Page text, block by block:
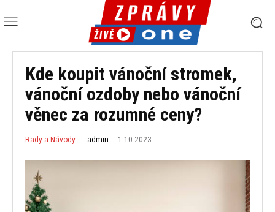
Kde koupit vánoční stromek,
vánoční ozdoby nebo vánoční
věnec za rozumné ceny?
Rady a Návody admin 1.10.2023